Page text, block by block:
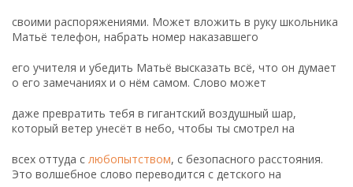
своими распоряжениями. Может вложить в руку школьника
Матьё телефон, набрать номер наказавшего
его учителя и убедить Матьё высказать всё, что он думает
о его замечаниях и о нём самом. Слово может
даже превратить тебя в гигантский воздушный шар,
который ветер унесёт в небо, чтобы ты смотрел на
всех оттуда с любопытством, с безопасного расстояния.
Это волшебное слово переводится с детского на